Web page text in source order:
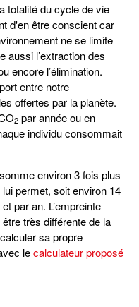
totalité du cycle de vie
d'en être conscient car
ne se limite
aussi l’extraction des
encore l’élimination.
entre notre
offertes par la planète.
2 par année ou en
individu consommait
environ 3 fois plus
permet, soit environ 14
par an. L’empreinte
très différente de la
sa propre
lecalculateur proposé